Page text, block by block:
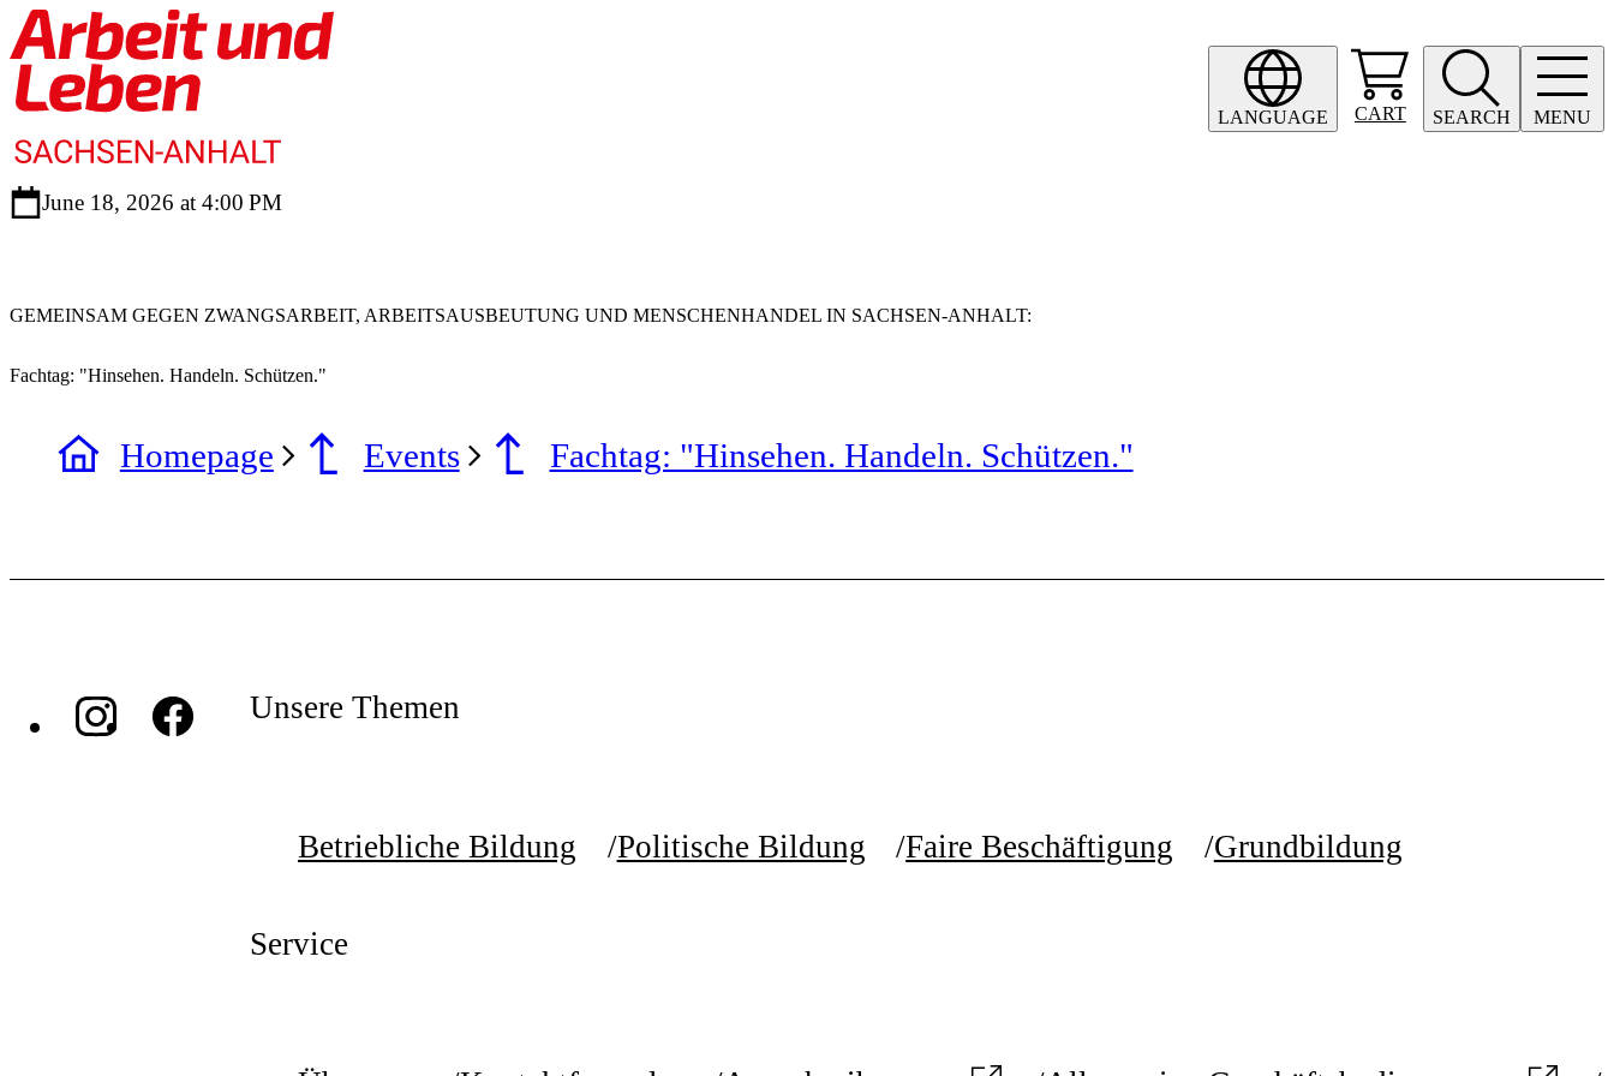
LANGUAGE CART SEARCH MENU
June 18, 2026 at 4:00 PM
GEMEINSAM GEGEN ZWANGSARBEIT, ARBEITSAUSBEUTUNG UND MENSCHENHANDEL IN SACHSEN-ANHALT:
Fachtag: "Hinsehen. Handeln. Schützen."
Homepage Events Fachtag: "Hinsehen. Handeln. Schützen."
Unsere Themen
Betriebliche Bildung Politische Bildung Faire Beschäftigung Grundbildung
Service